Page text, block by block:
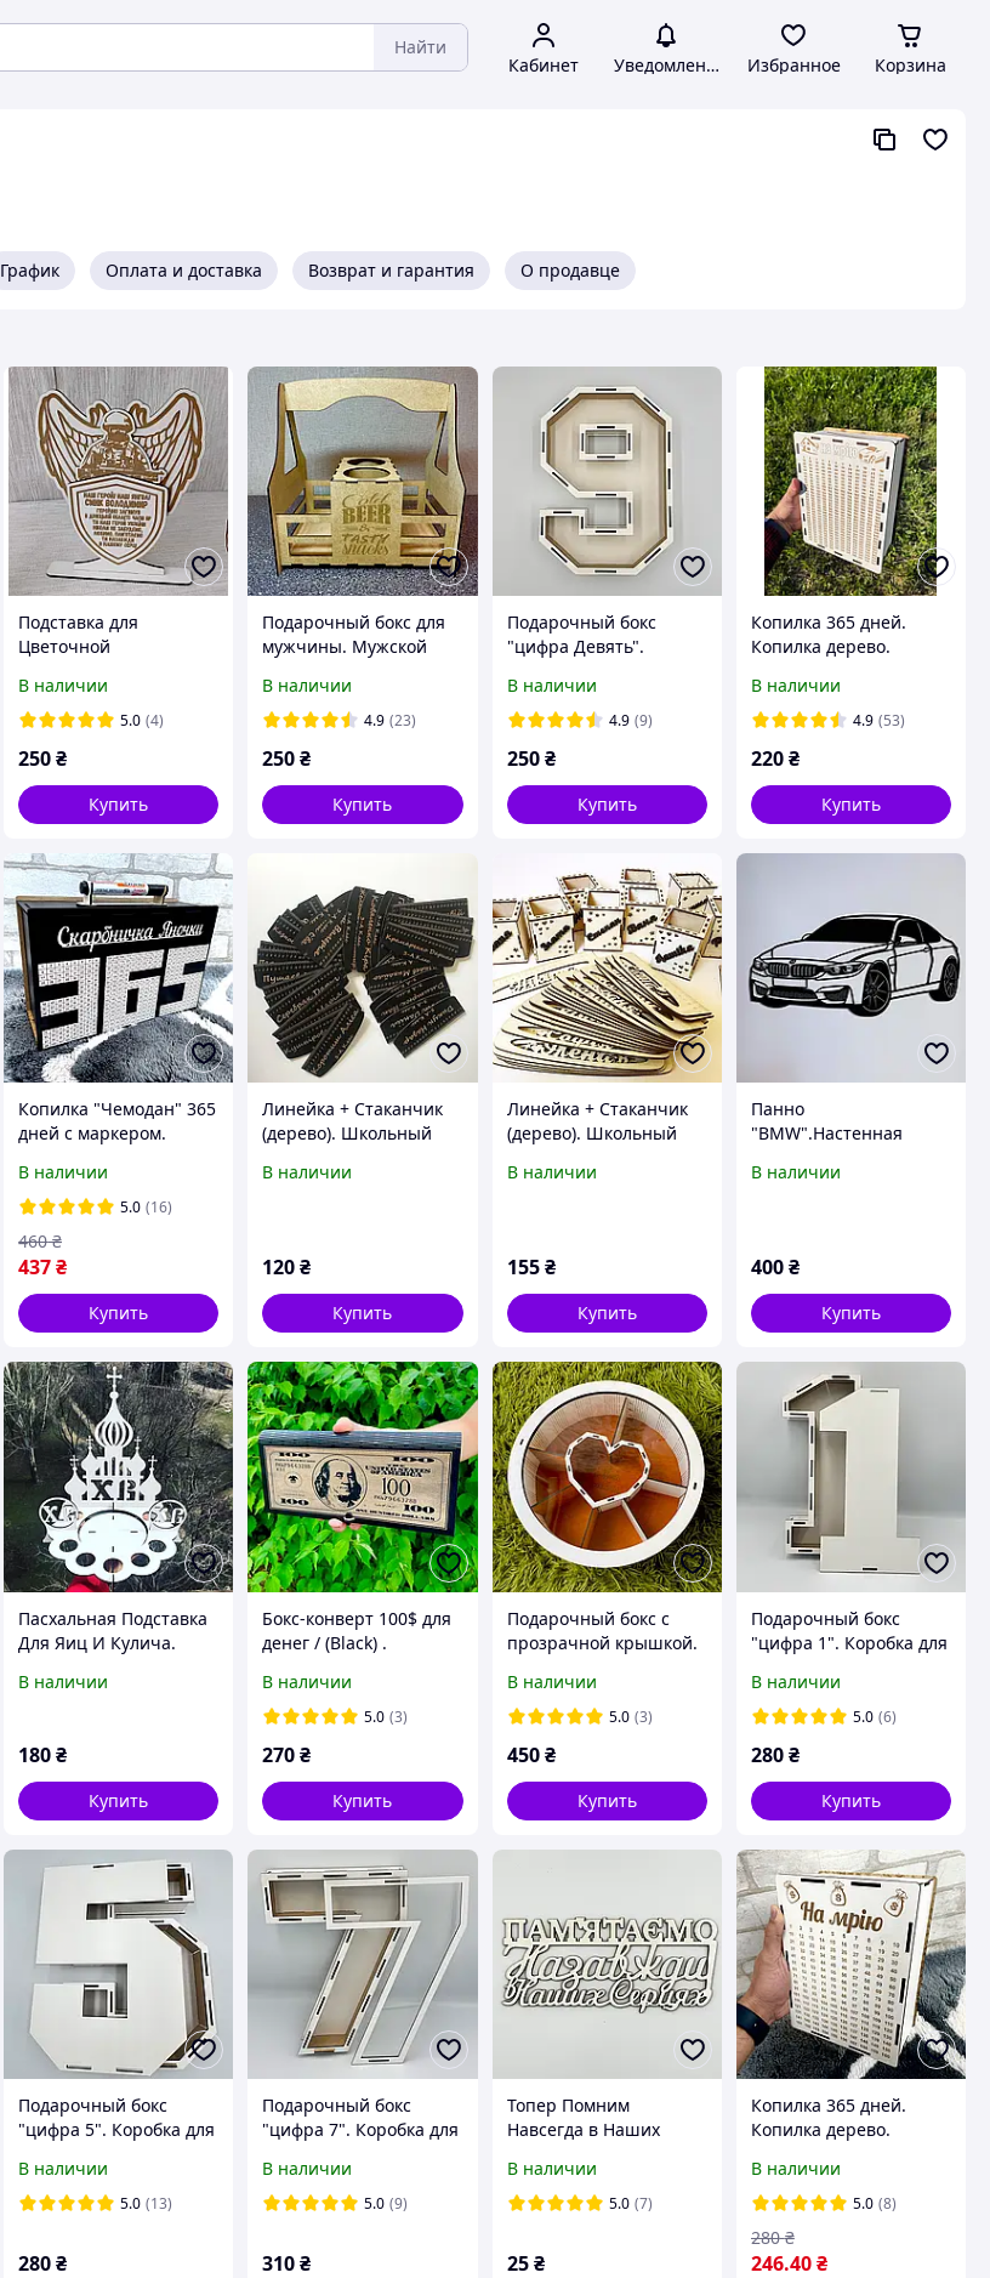
Найти
Кабинет Уведомления Избранное Корзина
График Оплата и доставка Возврат и гарантия О продавце
Подставка для
Цветочной
.Подставка для героя
В наличии
5.0 (4)
250₴
Купить
Подарочный бокс для
мужчины. Мужской
В наличии
4.9 (23)
250₴
Купить
Подарочный бокс
"цифра Девять".
(дерево).Без кришки
В наличии
4.9 (9)
250 ₴
Купить
Копилка 365 дней.
Копилка дерево.
В наличии
4.9 (53)
220₴
Купить
Копилка "Чемодан" 365
дней с маркером.
В наличии
5.0 (16)
437₴
460 ₴
Купить
Линейка + Стаканчик
(дерево). Школьный
В наличии
120₴
Купить
Линейка + Стаканчик
(дерево). Школьный
В наличии
155 ₴
Купить
Панно
"BMW".Настенная
мужчине (S)
В наличии
400₴
Купить
Пасхальная Подставка
Для Яиц И Кулича.
В наличии
180₴
Купить
Бокс-конверт 100$ для
денег / (Black) .
В наличии
5.0 (3)
270₴
Купить
Подарочный бокс с
прозрачной крышкой.
(подарочная)
В наличии
5.0 (3)
450 ₴
Купить
Подарочный бокс
"цифра 1". Коробка для
Белая крышка
В наличии
5.0 (6)
280₴
Купить
Подарочный бокс
"цифра 5". Коробка для
Белая крышка
В наличии
5.0 (13)
280₴
Подарочный бокс
"цифра 7". Коробка для
Прозрачная крышка
В наличии
5.0 (9)
310₴
Топер Помним
Навсегда в Наших
В наличии
5.0 (7)
25 ₴
Копилка 365 дней.
Копилка дерево.
В наличии
5.0 (8)
246.40₴
280 ₴